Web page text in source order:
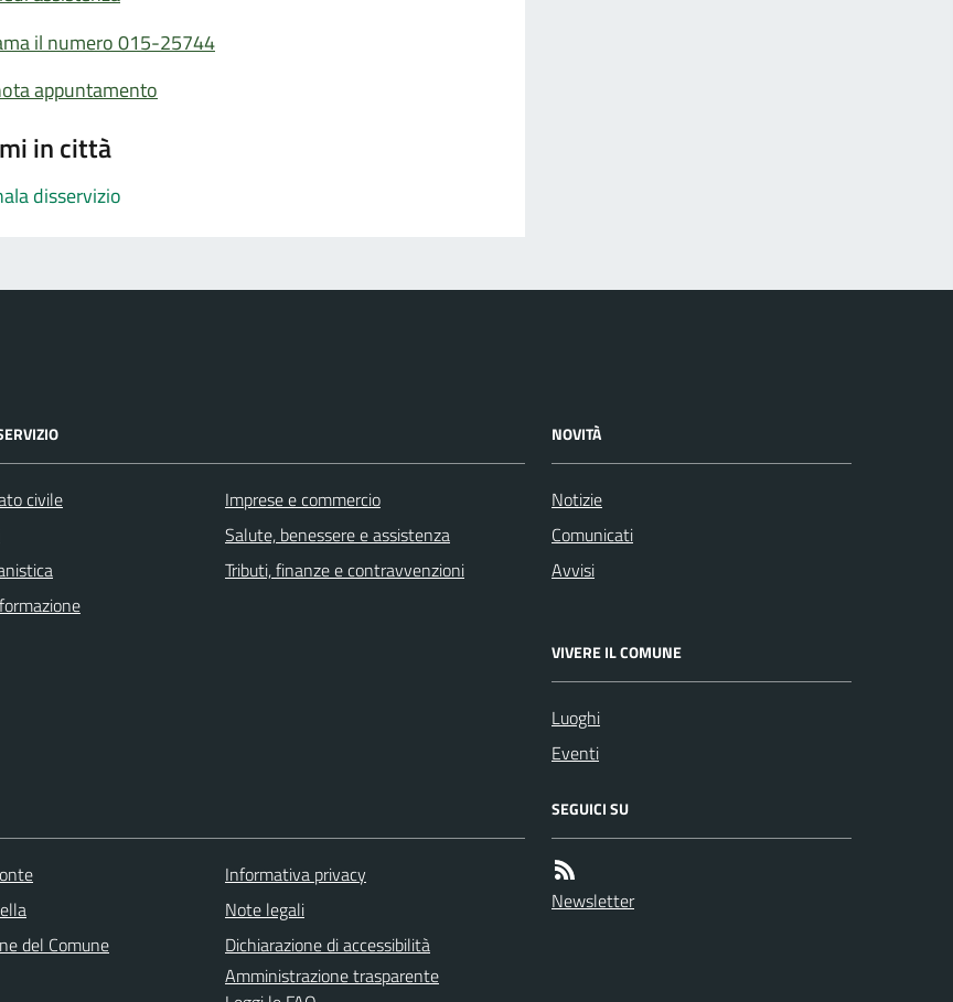
il numero 015-25744
appuntamento
in città
disservizio
civile
Imprese e commercio
Salute, benessere e assistenza
Tributi, finanze e contravvenzioni
NOVITÀ
Notizie
Comunicati
Avvisi
VIVERE IL COMUNE
Luoghi
Eventi
del Comune
Informativa privacy
Note legali
Dichiarazione di accessibilità
Amministrazione trasparente
SEGUICI SU
Newsletter